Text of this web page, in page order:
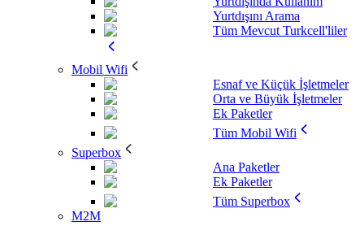
Yurtdışını Arama
Tüm Mevcut Turkcell'liler
Mobil Wifi
Esnaf ve Küçük İşletmeler
Orta ve Büyük İşletmeler
Ek Paketler
Tüm Mobil Wifi
Superbox
Ana Paketler
Ek Paketler
Tüm Superbox
M2M